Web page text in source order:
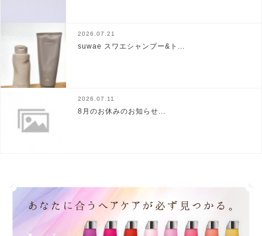
2026.07.21
suwae スワエシャンプー&ト...
2026.07.11
8月のお休みのお知らせ...